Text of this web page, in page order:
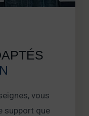
vous
support que